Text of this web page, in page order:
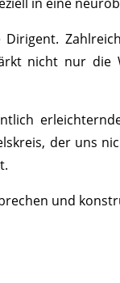
nicht nur die
der uns
und